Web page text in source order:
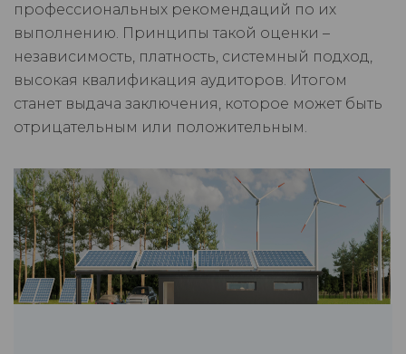
профессиональных рекомендаций по их
выполнению. Принципы такой оценки –
независимость, платность, системный подход,
высокая квалификация аудиторов. Итогом
станет выдача заключения, которое может быть
отрицательным или положительным.